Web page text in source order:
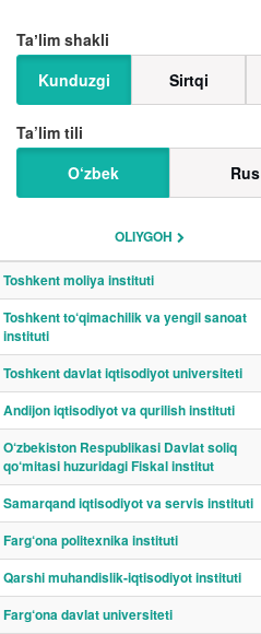
Taʼlim shakli
Kunduzgi
Sirtqi
Ta’lim tili
O‘zbek
Rus
OLIYGOH
Toshkent moliya instituti
Toshkent to‘qimachilik va yengil sanoat
instituti
Toshkent davlat iqtisodiyot universiteti
Andijon iqtisodiyot va qurilish instituti
O‘zbekiston Respublikasi Davlat soliq
qo‘mitasi huzuridagi Fiskal institut
Samarqand iqtisodiyot va servis instituti
Farg‘ona politexnika instituti
Qarshi muhandislik-iqtisodiyot instituti
Farg‘ona davlat universiteti